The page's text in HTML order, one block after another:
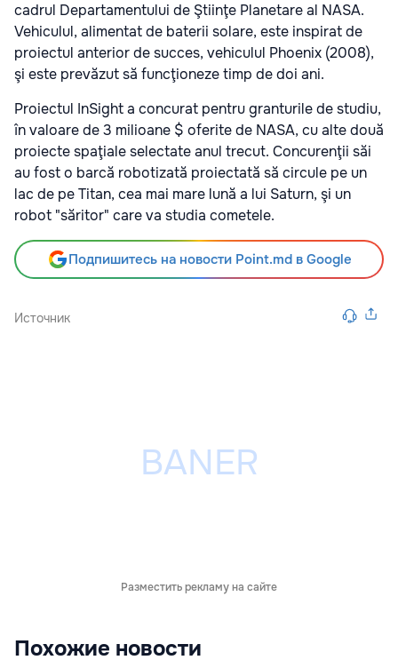
cadrul Departamentului de Ştiinţe Planetare al NASA.
Vehiculul, alimentat de baterii solare, este inspirat de
proiectul anterior de succes, vehiculul Phoenix (2008),
şi este prevăzut să funcţioneze timp de doi ani.
Proiectul InSight a concurat pentru granturile de studiu,
în valoare de 3 milioane $ oferite de NASA, cu alte două
proiecte spaţiale selectate anul trecut. Concurenţii săi
au fost o barcă robotizată proiectată să circule pe un
lac de pe Titan, cea mai mare lună a lui Saturn, şi un
robot "săritor" care va studia cometele.
Подпишитесь на новости Point.md в Google
Источник
Разместить рекламу на сайте
Похожие новости